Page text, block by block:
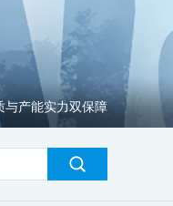
与产能实力双保障